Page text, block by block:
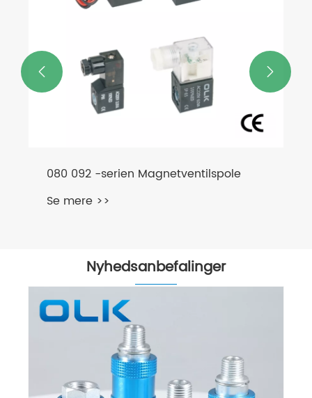
 
Nyhedsanbefalinger
Hvad er forskellen mellem
cylindermodeller SI, SU og SC
industriel automatisering?
Se mere >>